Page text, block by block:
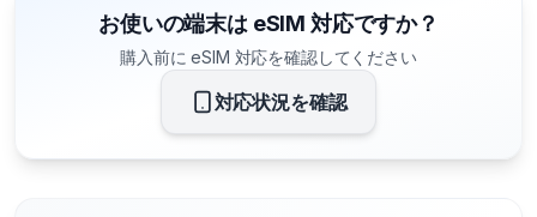
お使いの端末は eSIM 対応ですか？
購入前に eSIM 対応を確認してください
対応状況を確認